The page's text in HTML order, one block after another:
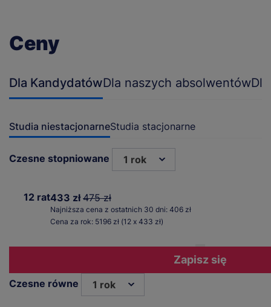
Ceny
Dla KandydatówDla naszych absolwentów
Studia niestacjonarneStudia stacjonarne
Czesne stopniowane 1 rok
12 rat433 zł475 zł
Najniższa cena z ostatnich 30 dni: 406 zł
Cena za rok: 5196 zł (12 x 433 zł)
Zapisz się
Czesne równe 1 rok